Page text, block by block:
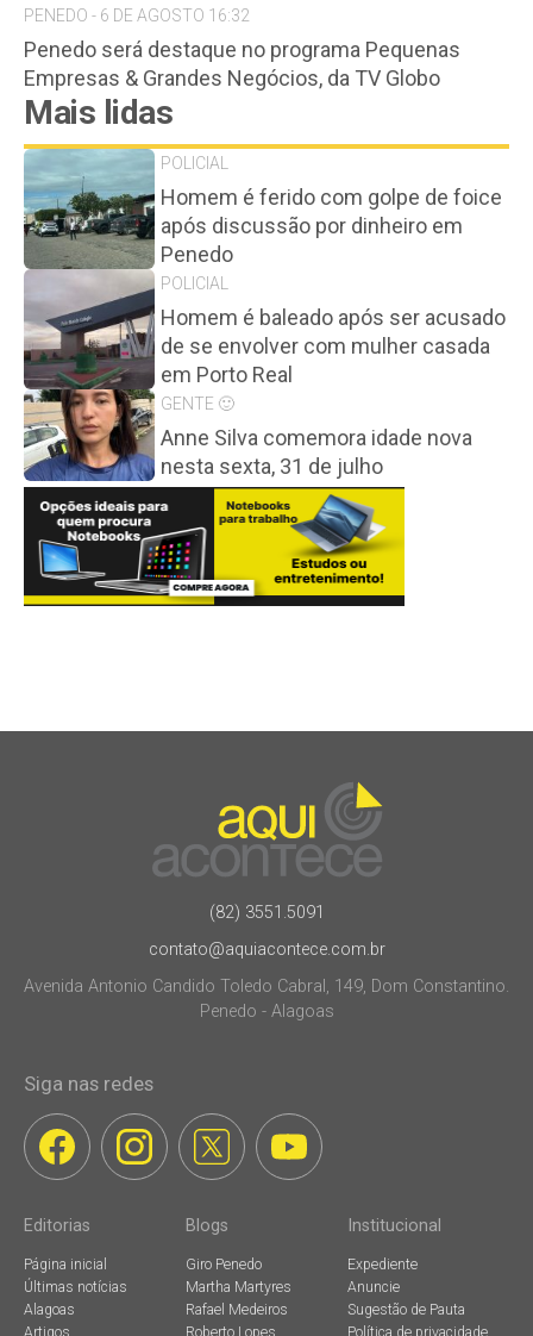
PENEDO - 6 DE AGOSTO 16:32
Penedo será destaque no programa Pequenas
Empresas & Grandes Negócios, da TV Globo
Mais lidas
POLICIAL
Homem é ferido com golpe de foice
após discussão por dinheiro em
Penedo
POLICIAL
Homem é baleado após ser acusado
de se envolver com mulher casada
em Porto Real
GENTE 🙂
Anne Silva comemora idade nova
nesta sexta, 31 de julho
(82) 3551.5091
contato@aquiacontece.com.br
Avenida Antonio Candido Toledo Cabral, 149, Dom Constantino.
Penedo - Alagoas
Siga nas redes
Editorias
Página inicial
Últimas notícias
Alagoas
Artigos
Blogs
Giro Penedo
Martha Martyres
Rafael Medeiros
Roberto Lopes
Institucional
Expediente
Anuncie
Sugestão de Pauta
Política de privacidade